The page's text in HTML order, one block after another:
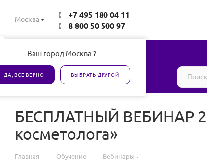
Москва
Ваш город Москва ?
ДА, ВСЕ ВЕРНО ВЫБРАТЬ ДРУГОЙ
+7 495 180 04 11
8 800 50 500 97
Все товары сертифицированы
БЕСПЛАТНЫЙ ВЕБИНАР 28
косметолога»
Главная — Обучение — Вебинары